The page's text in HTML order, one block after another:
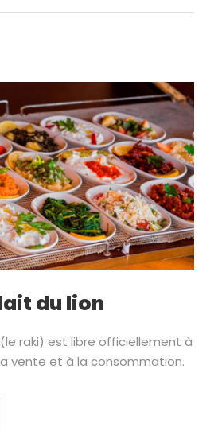
du lion
(le raki) est libre officiellement à
vente et à la consommation.